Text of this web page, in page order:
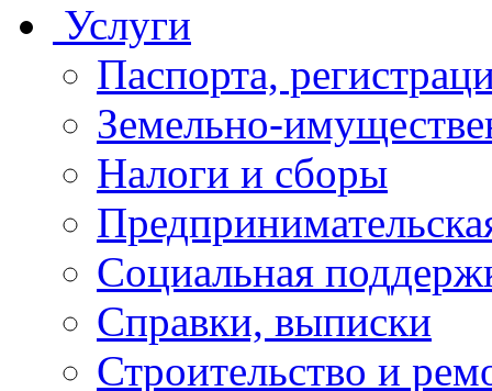
Услуги
Паспорта,
Земельно-
Налоги и сборы
Социальная
Справки, выписки
Строительство и